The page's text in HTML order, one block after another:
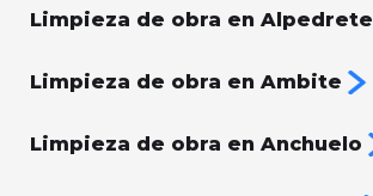
Limpieza de obra en Alpedrete
Limpieza de obra en Ambite
Limpieza de obra en Anchuelo